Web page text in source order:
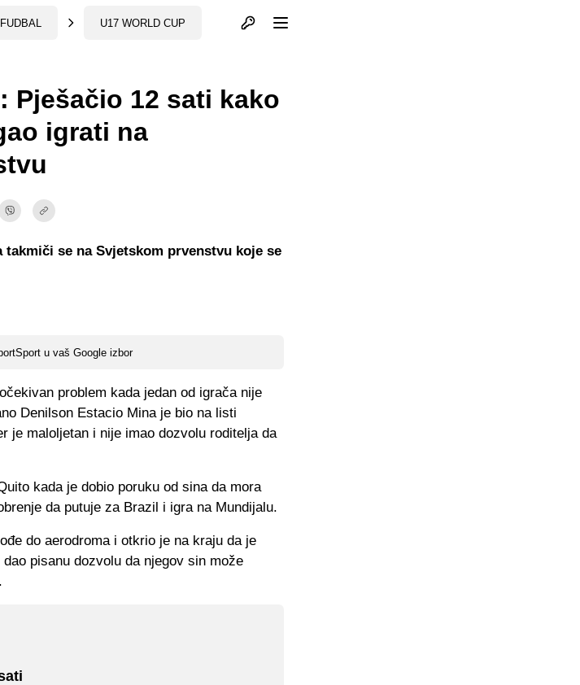
FUDBAL U17 WORLD CUP Otvori profil
Pješačio 12 sati kako
igrati na
u vaš Google izbor
takmiči se na Svjetskom prvenstvu koje se
problem kada jedan od igrača nije
Denilson Estacio Mina je bio na listi
je maloljetan i nije imao dozvolu roditelja da
kada je dobio poruku od sina da mora
da putuje za Brazil i igra na Mundijalu.
do aerodroma i otkrio je na kraju da je
pisanu dozvolu da njegov sin može